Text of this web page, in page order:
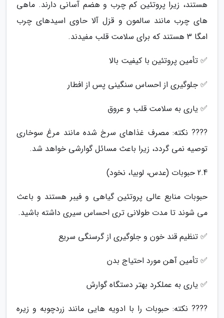
هستند، زیرا پروتئین کم چرب و هضم آسانی دارند. ماهی
های چرب مانند سالمون و قزل آلا حاوی اسیدهای چرب
امگا 3 هستند که برای سلامت قلب مفیدند.
✅ تأمین پروتئین با کیفیت بالا
✅ جلوگیری از احساس سنگینی پس از افطار
✅ یاری به سلامت قلب و عروق
???? نکته: مصرف غذاهای سرخ شده مانند مرغ سوخاری
توصیه نمی گردد، زیرا باعث مسائل گوارشی خواهد شد.
2.4 حبوبات (عدس، لوبیا، نخود)
حبوبات منابع عالی پروتئین گیاهی و فیبر هستند و باعث
می شوند تا مدت طولانی تری احساس سیری داشته باشید.
✅ تنظیم قند خون و جلوگیری از گرسنگی سریع
✅ تأمین آهن مورد احتیاج بدن
✅ یاری به عملکرد بهتر دستگاه گوارش
???? نکته: حبوبات را با ادویه هایی مانند زردچوبه و زیره